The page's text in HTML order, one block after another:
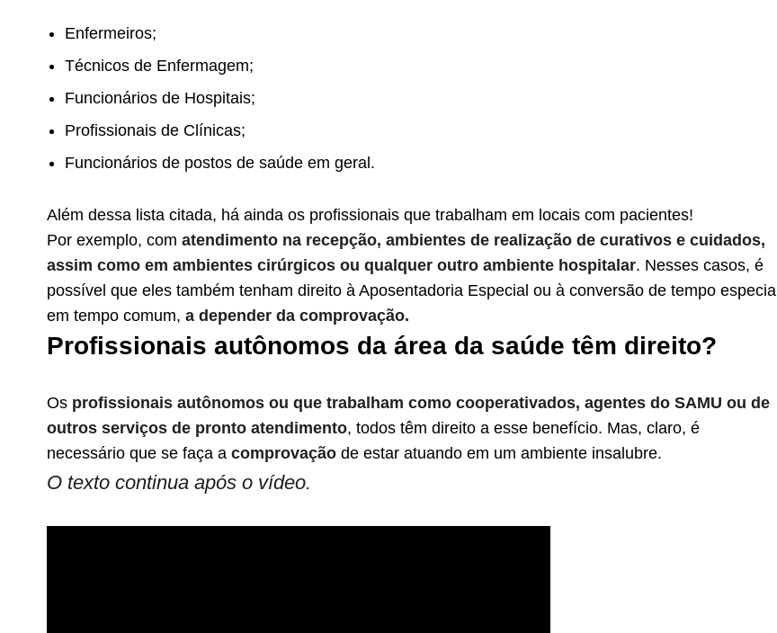
Enfermeiros;
Técnicos de Enfermagem;
Funcionários de Hospitais;
Profissionais de Clínicas;
Funcionários de postos de saúde em geral.
Além dessa lista citada, há ainda os profissionais que trabalham em locais com pacientes!
Por exemplo, com atendimento na recepção, ambientes de realização de curativos e cuidados,
assim como em ambientes cirúrgicos ou qualquer outro ambiente hospitalar. Nesses casos, é
possível que eles também tenham direito à Aposentadoria Especial ou à conversão de tempo especial
em tempo comum, a depender da comprovação.
Profissionais autônomos da área da saúde têm direito?
Os profissionais autônomos ou que trabalham como cooperativados, agentes do SAMU ou de
outros serviços de pronto atendimento, todos têm direito a esse benefício. Mas, claro, é
necessário que se faça a comprovação de estar atuando em um ambiente insalubre.
O texto continua após o vídeo.